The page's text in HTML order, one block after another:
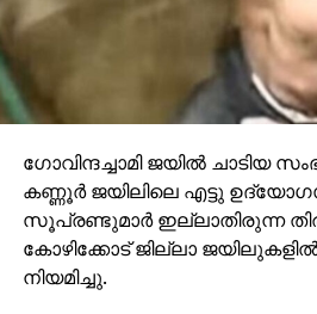
ഗോവിന്ദച്ചാമി ജയില്‍ ചാടിയ
കണ്ണൂര്‍ ജയിലിലെ എട്ടു
സൂപ്രണ്ടുമാര്‍ ഇല്ലാതിരുന്ന
കോഴിക്കോട് ജില്ലാ
നിയമിച്ചു.